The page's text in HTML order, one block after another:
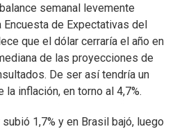
semanal levemente
Encuesta de Expectativas del
que el dólar cerraría el año en
de las proyecciones de
De ser así tendría un
la inflación, en torno al 4,7%.
1,7% y en Brasil bajó, luego